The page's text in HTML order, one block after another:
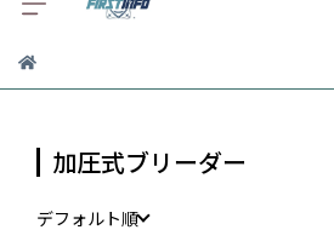
加圧式ブリーダー
デフォルト順